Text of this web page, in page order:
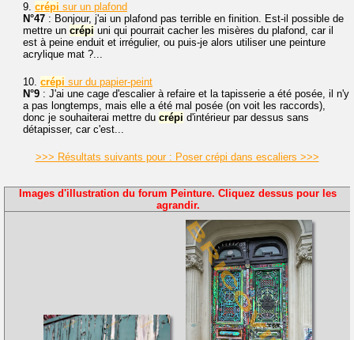
9. crépi sur un plafond
N°47 : Bonjour, j'ai un plafond pas terrible en finition. Est-il possible de
mettre un crépi uni qui pourrait cacher les misères du plafond, car il
est à peine enduit et irrégulier, ou puis-je alors utiliser une peinture
acrylique mat ?...
10. crépi sur du papier-peint
N°9 : J'ai une cage d'escalier à refaire et la tapisserie a été posée, il n'y
a pas longtemps, mais elle a été mal posée (on voit les raccords),
donc je souhaiterai mettre du crépi d'intérieur par dessus sans
détapisser, car c'est...
>>> Résultats suivants pour : Poser crépi dans escaliers >>>
Images d'illustration du forum Peinture. Cliquez dessus pour les
agrandir.